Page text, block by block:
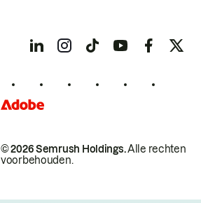
© 2026 Semrush Holdings.Alle rechten
voorbehouden.